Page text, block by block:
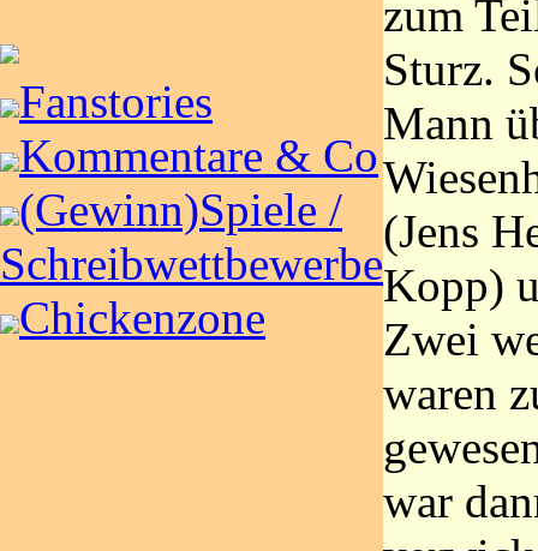
Fanstories
Kommentare & Co
(Gewinn)Spiele /
Schreibwettbewerbe
Chickenzone
zum
Sturz.
Mann
(Jens
Kopp)
Zwei
waren
war